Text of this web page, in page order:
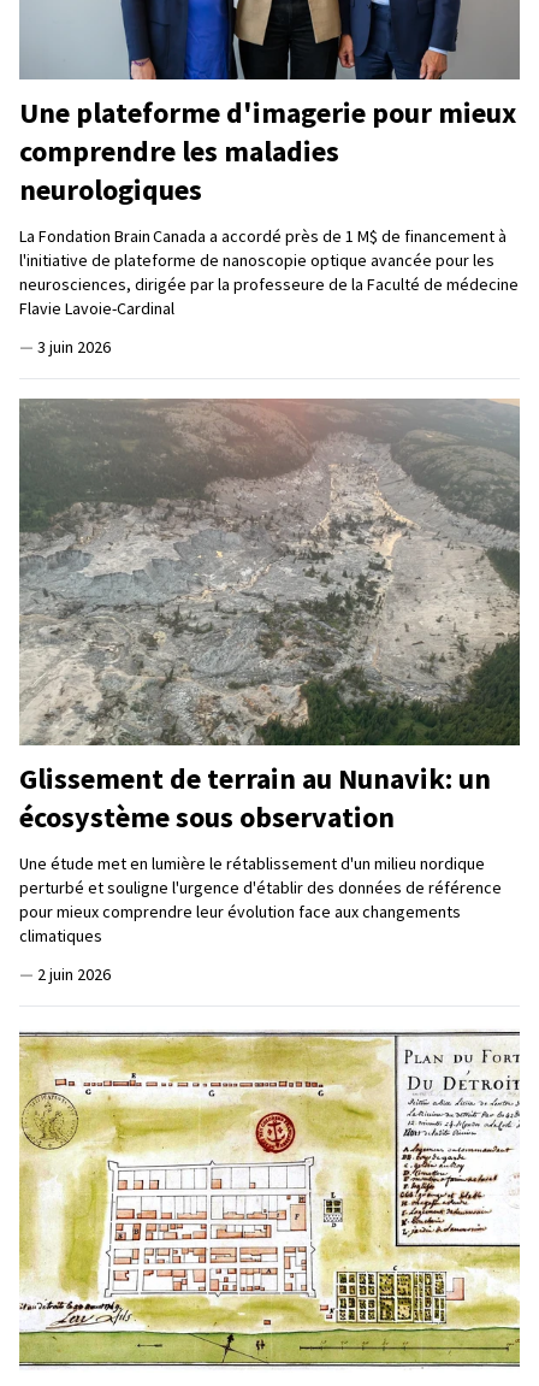
Une plateforme d'imagerie pour mieux
comprendre les maladies
neurologiques
La Fondation Brain Canada a accordé près de 1 M$ de financement à
l'initiative de plateforme de nanoscopie optique avancée pour les
neurosciences, dirigée par la professeure de la Faculté de médecine
Flavie Lavoie-Cardinal
— 3 juin 2026
Glissement de terrain au Nunavik: un
écosystème sous observation
Une étude met en lumière le rétablissement d'un milieu nordique
perturbé et souligne l'urgence d'établir des données de référence
pour mieux comprendre leur évolution face aux changements
climatiques
— 2 juin 2026